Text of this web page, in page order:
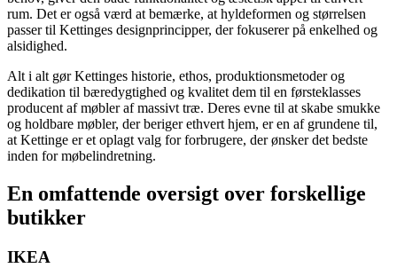
rum. Det er også værd at bemærke, at hyldeformen og størrelsen
passer til Kettinges designprincipper, der fokuserer på enkelhed og
alsidighed.
Alt i alt gør Kettinges historie, ethos, produktionsmetoder og
dedikation til bæredygtighed og kvalitet dem til en førsteklasses
producent af møbler af massivt træ. Deres evne til at skabe smukke
og holdbare møbler, der beriger ethvert hjem, er en af grundene til,
at Kettinge er et oplagt valg for forbrugere, der ønsker det bedste
inden for møbelindretning.
En omfattende oversigt over forskellige
butikker
IKEA